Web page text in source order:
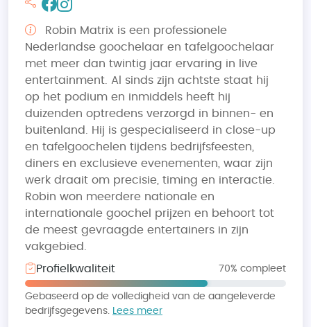
Robin Matrix is een professionele
Nederlandse goochelaar en tafelgoochelaar
met meer dan twintig jaar ervaring in live
entertainment. Al sinds zijn achtste staat hij
op het podium en inmiddels heeft hij
duizenden optredens verzorgd in binnen- en
buitenland. Hij is gespecialiseerd in close-up
en tafelgoochelen tijdens bedrijfsfeesten,
diners en exclusieve evenementen, waar zijn
werk draait om precisie, timing en interactie.
Robin won meerdere nationale en
internationale goochel prijzen en behoort tot
de meest gevraagde entertainers in zijn
vakgebied.
Profielkwaliteit
70% compleet
Gebaseerd op de volledigheid van de aangeleverde
bedrijfsgegevens. Lees meer